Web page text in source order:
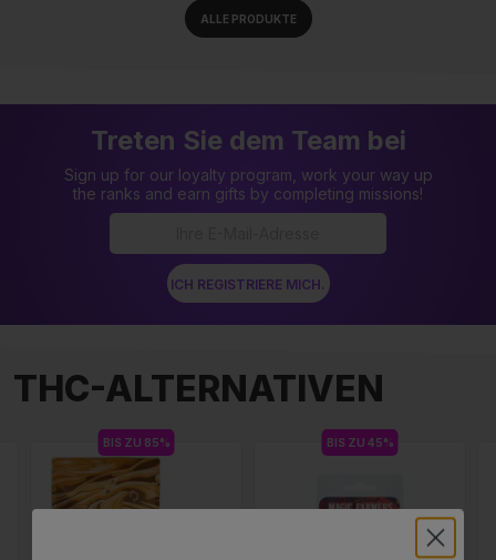
ALLE PRODUKTE
Treten Sie dem Team bei
Sign up for our loyalty program, work your way up
the ranks and earn gifts by completing missions!
THC-ALTERNATIVEN
BIS ZU 85% BIS ZU 45%